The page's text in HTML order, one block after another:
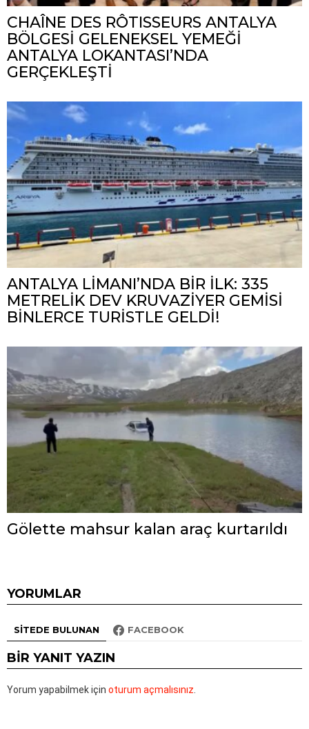
CHAÎNE DES RÔTISSEURS ANTALYA
BÖLGESİ GELENEKSEL YEMEĞİ
ANTALYA LOKANTASI’NDA
GERÇEKLEŞTİ
ANTALYA LİMANI’NDA BİR İLK: 335
METRELİK DEV KRUVAZİYER GEMİSİ
BİNLERCE TURİSTLE GELDİ!
Gölette mahsur kalan araç kurtarıldı
YORUMLAR
SITEDE BULUNAN FACEBOOK
BIR YANIT YAZIN
Yorum yapabilmek için oturum açmalısınız